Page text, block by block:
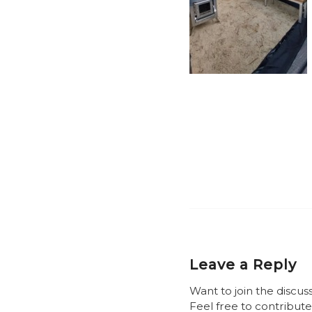
Leave a Reply
Want to join the
Feel free to